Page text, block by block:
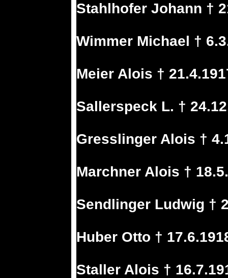
Stahlhofer Johann †
Wimmer Michael †
Meier Alois †
Sallerspeck L. †
Gresslinger Alois †
Marchner Alois †
Sendlinger Ludwig †
Huber Otto †
Staller Alois †